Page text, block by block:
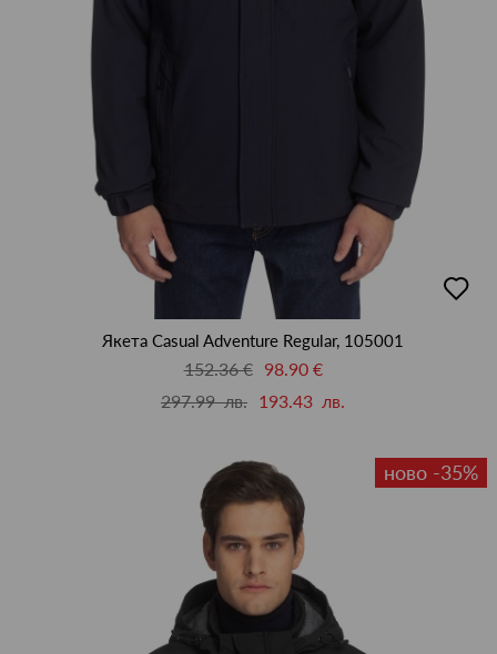
в
Якета Casual Adventure Regular, 105001
152.36 €
98.90 €
297.99 лв. 193.43 лв.
ново -35%